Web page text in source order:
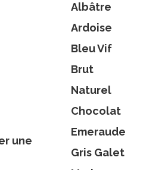
une
Albâtre
Ardoise
Bleu Vif
Brut
Naturel
Chocolat
Emeraude
Gris Galet